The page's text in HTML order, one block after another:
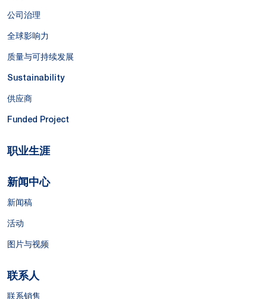
公司治理
全球影响力
质量与可持续发展
Sustainability
供应商
Funded Project
职业生涯
新闻中心
新闻稿
活动
图片与视频
联系人
联系销售